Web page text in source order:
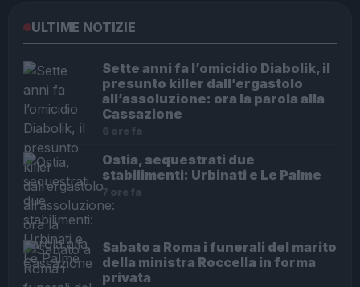
ULTIME NOTIZIE
Sette anni fa l’omicidio Diabolik, il
presunto killer dall’ergastolo
all’assoluzione: ora la parola alla
Cassazione
6 ore fa
Ostia, sequestrati due
stabilimenti: Urbinati e Le Palme
7 ore fa
Sabato a Roma i funerali del marito
della ministra Roccella in forma
privata